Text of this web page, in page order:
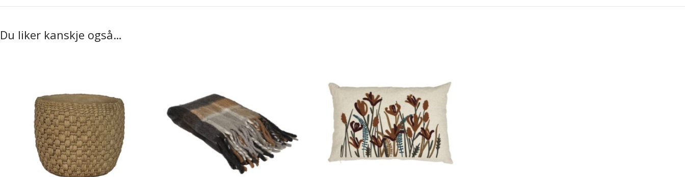
Du liker kanskje også…